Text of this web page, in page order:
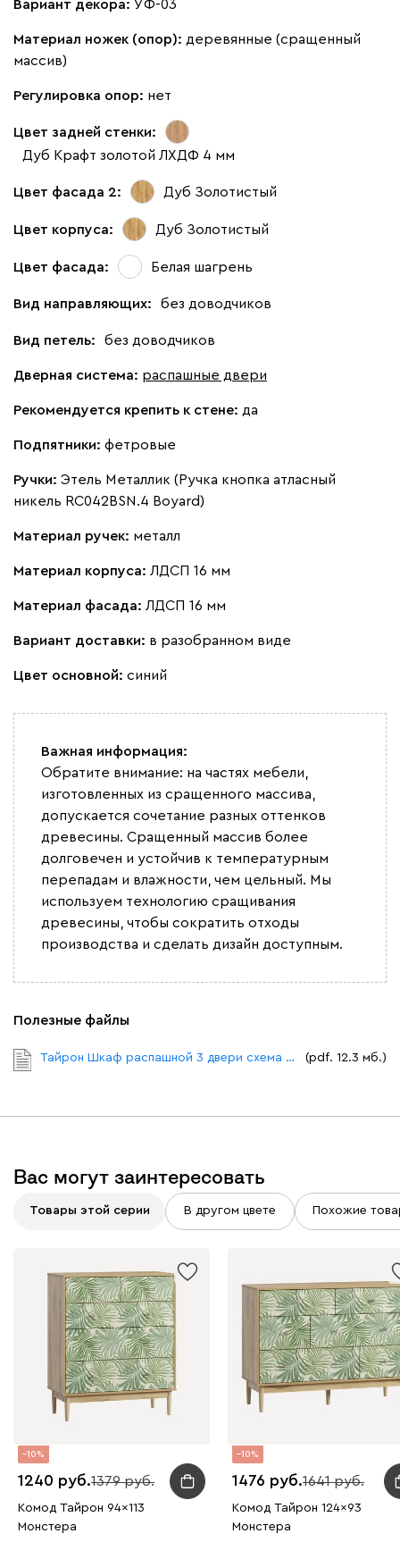
Вариант декора: УФ-03
Материал ножек (опор): деревянные (сращенный
массив)
Регулировка опор: нет
Цвет задней стенки:
Дуб Крафт золотой ЛХДФ 4 мм
Цвет фасада 2: Дуб Золотистый
Цвет корпуса: Дуб Золотистый
Цвет фасада: Белая шагрень
Вид направляющих: без доводчиков
Вид петель: без доводчиков
Дверная система: распашные двери
Рекомендуется крепить к стене: да
Подпятники: фетровые
Ручки: Этель Металлик (Ручка кнопка атласный
никель RC042BSN.4 Boyard)
Материал ручек: металл
Материал корпуса: ЛДСП 16 мм
Материал фасада: ЛДСП 16 мм
Вариант доставки: в разобранном виде
Цвет основной: синий
Важная информация:
Обратите внимание: на частях мебели,
изготовленных из сращенного массива,
допускается сочетание разных оттенков
древесины. Сращенный массив более
долговечен и устойчив к температурным
перепадам и влажности, чем цельный. Мы
используем технологию сращивания
древесины, чтобы сократить отходы
производства и сделать дизайн доступным.
Полезные файлы
Тайрон Шкаф распашной 3 двери схема сборки.pdf (pdf. 12.3 мб.)
Вас могут заинтересовать
Товары этой серии В другом цвете Похожие
10
1240 1379
Комод Тайрон 94x113
Монстера ​
10
1476 1641
Комод Тайрон 124x93
Монстера ​